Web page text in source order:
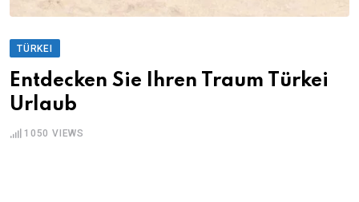
TÜRKEI
Entdecken Sie Ihren Traum Türkei
Urlaub
1050 VIEWS